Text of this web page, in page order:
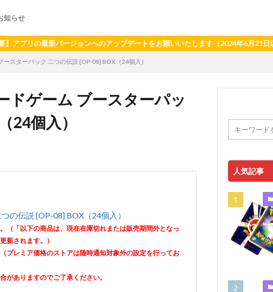
知らせ
の最新バージョンへのアップデートをお願いいたします（2024年6月21日以降、旧
ースターパック 二つの伝説 [OP-08] BOX（24個入）
ドゲーム ブースターパッ
24個入）
の伝説 [OP-08] BOX（24個入）
（「以下の商品は、現在在庫切れまたは販売期間外となっ
新されます。）
プレミア価格のストアは随時通知対象外の設定を行ってお
ありますのでご了承ください。
人気記事